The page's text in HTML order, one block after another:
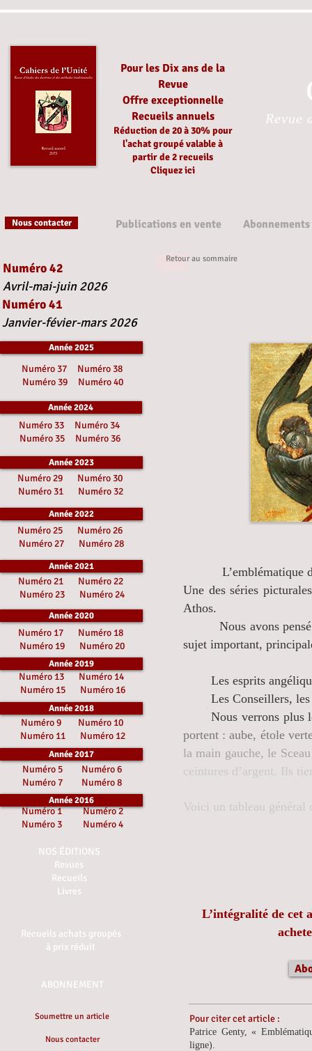
Pour les Dix ans de la
Revue
Offre exceptionnelle
Recueils annuels
Réduction de 20 à 30%pour
l'achat groupévalable à
partirde 2 recueils
Cliquez ici
Revue
Nous contacter Publications en vente Abonnements
Retour au sommaire
L’emblématique des
Une des séries
Athos.
Nous avons
sujet important,
Les esprits
Les Conseillers, les
Nous verrons plus
portent : aube, étole
la main gauche, le
ceintures d’argent. Ils
Voici un tableau
L’intégralité de cet
Pour citer cet article :
Patrice Genty, «
ligne).
Numéro 42
Avril-mai-juin 2026
Numéro 41
Janvier-févier-mars 2026
Année 2025
Numéro 37
Numéro 38
Numéro 39
Numéro 40
Année 2024
Numéro 33
Numéro 34
Numéro 35
Numéro 36
Année 2023
Numéro 29
Numéro 30
Numéro 31
Numéro 32
Année 2022
Numéro 25
Numéro 26
Numéro 27
Numéro 28
Année 2021
Numéro 21
Numéro 22
Numéro 23
Numéro 24
Année 2020
Numéro 17 Numéro 18
Numéro 19 Numéro 20
Année 2019
Numéro 13 Numéro 14
Numéro 15 Numéro 16
Année 2018
Numéro 9 Numéro 10
Numéro 11 Numéro 12
Année 2017
Numéro 5 Numéro 6
Numéro 7 Numéro 8
Année 2016
Numéro 1Numéro 2
Numéro 3 Numéro 4
NOS ÉDITIONS
Revues
Recueils
Livres
Recueils achats groupés
à prix réduit
ABONNEMENT
Soumettre un article
Nous contacter